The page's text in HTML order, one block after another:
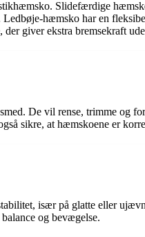
Slidefærdige
hæmsko har en
giver ekstra bremsekraft
De vil rense, trimme og
sikre, at hæmskoene er
især på glatte eller
og bevægelse.